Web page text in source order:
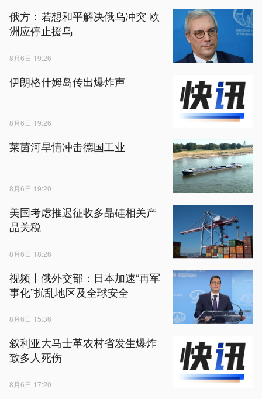
俄方：若想和平解决俄乌冲突 欧
洲应停止援乌
8月6日 19:26
伊朗格什姆岛传出爆炸声
8月6日 19:26
莱茵河旱情冲击德国工业
8月6日 19:20
美国考虑推迟征收多晶硅相关产
品关税
8月6日 18:26
视频丨俄外交部：日本加速“再军
事化”扰乱地区及全球安全
8月6日 15:36
叙利亚大马士革农村省发生爆炸
致多人死伤
8月6日 17:20